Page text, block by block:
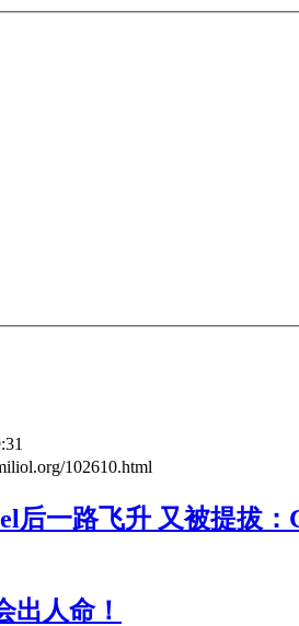
102610.html
后一路飞升 又被提拔：
出人命！